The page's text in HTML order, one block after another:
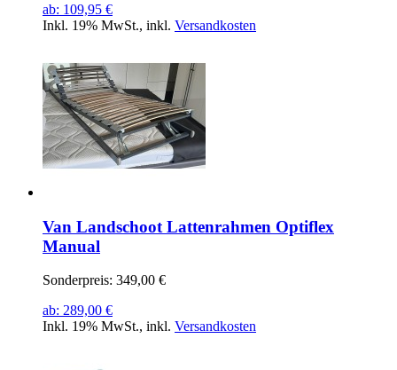
ab: 109,95 €
Inkl. 19% MwSt., inkl. Versandkosten
Van Landschoot Lattenrahmen Optiflex
Manual
Sonderpreis: 349,00 €
ab: 289,00 €
Inkl. 19% MwSt., inkl. Versandkosten